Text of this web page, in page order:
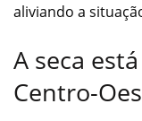
aliviando a
A seca
Centro-